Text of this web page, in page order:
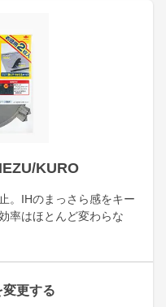
KURO
。IHのまっさら感をキー
率はほとんど変わらな
更する